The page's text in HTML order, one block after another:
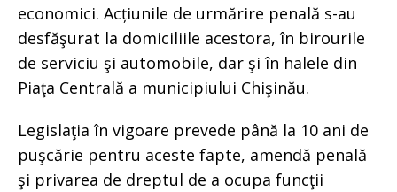
economici. Acțiunile de urmărire penală s-au
desfăşurat la domiciliile acestora, în birourile
de serviciu şi automobile, dar şi în halele din
Piaţa Centrală a municipiului Chişinău.
Legislaţia în vigoare prevede până la 10 ani de
puşcărie pentru aceste fapte, amendă penală
şi privarea de dreptul de a ocupa funcţii